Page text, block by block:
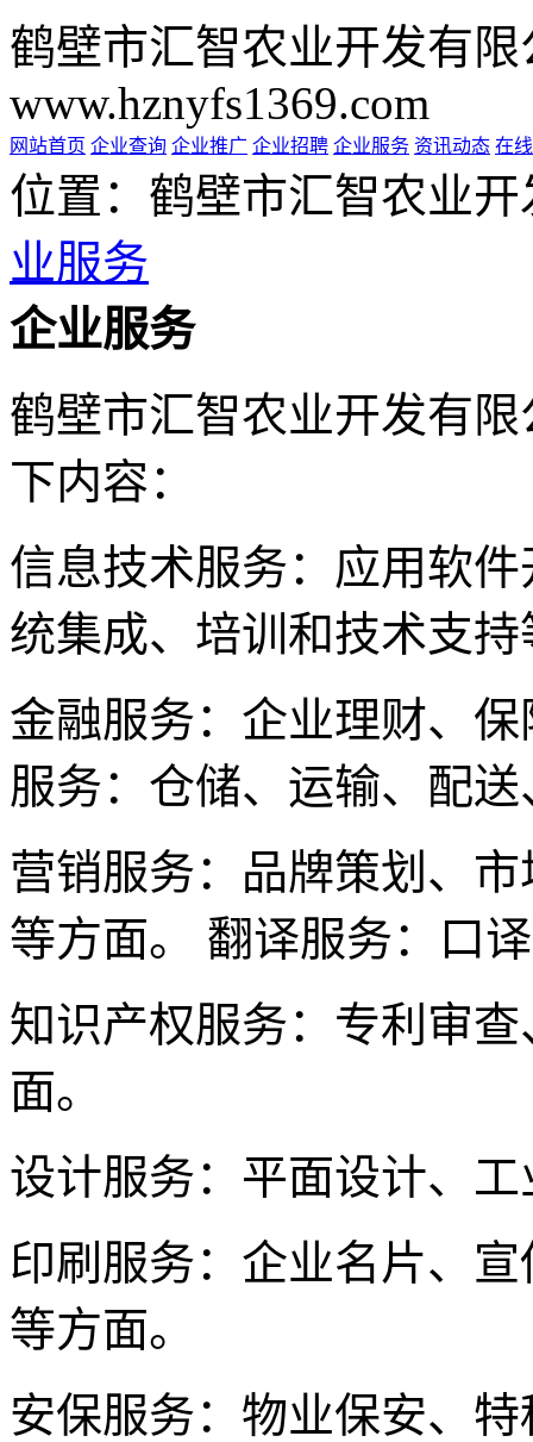
鹤壁市汇智农业开发有
www.hznyfs1369.com
网站首页 企业查询 企业推广 企业招聘 企业服务 资讯动态 在
位置：鹤壁市汇智农业
业服务
企业服务
鹤壁市汇智农业开发有
下内容：
信息技术服务：应用软
统集成、培训和技术支
金融服务：企业理财、
服务：仓储、运输、配
营销服务：品牌策划、
等方面。 翻译服务：口
知识产权服务：专利审
面。
设计服务：平面设计、
印刷服务：企业名片、
等方面。
安保服务：物业保安、